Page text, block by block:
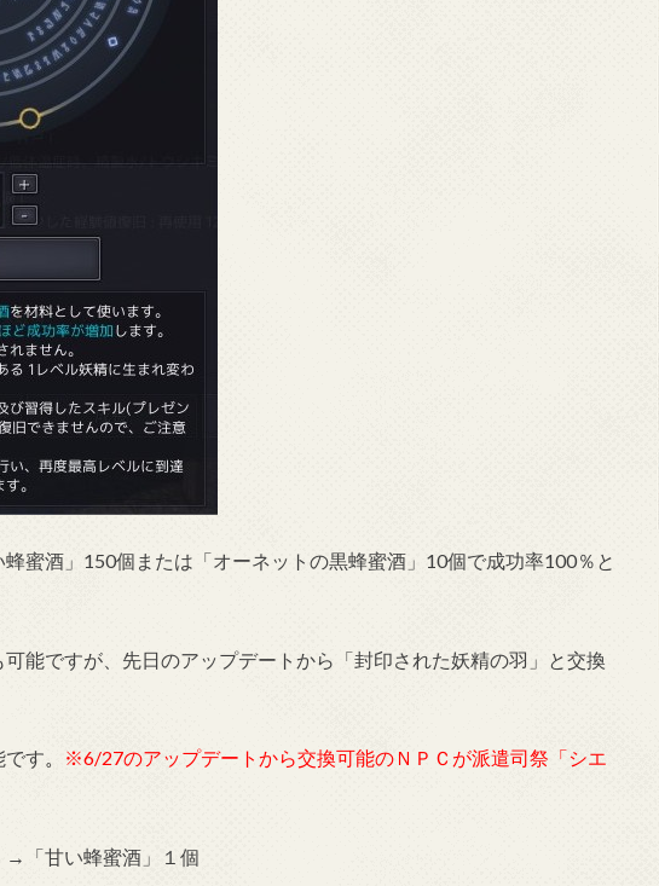
蜜酒」150個または「オーネットの黒蜂蜜酒」10個で成功率100％と
可能ですが、先日のアップデートから「封印された妖精の羽」と交換
です。
※6/27のアップデートから交換可能のＮＰＣが派遣司祭「シエ
→「甘い蜂蜜酒」１個